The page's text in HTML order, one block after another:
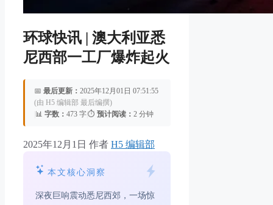
环球快讯 | 澳大利亚悉
尼西部一工厂爆炸起火
📅 最后更新： 2025年12月01日 07:51:55
(由 H5 编辑部 最后编撰)
📊 字数： 473 字⏱️ 预计阅读： 2 分钟
2025年12月1日 作者 H5 编辑部
本文核心洞察
深夜巨响震动悉尼西郊，一场惊